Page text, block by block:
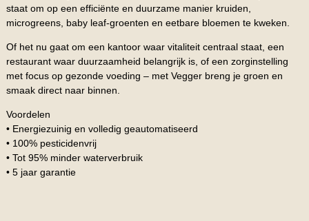
staat om op een efficiënte en duurzame manier kruiden,
microgreens, baby leaf-groenten en eetbare bloemen te kweken.
Of het nu gaat om een kantoor waar vitaliteit centraal staat, een
restaurant waar duurzaamheid belangrijk is, of een zorginstelling
met focus op gezonde voeding – met Vegger breng je groen en
smaak direct naar binnen.
Voordelen
• Energiezuinig en volledig geautomatiseerd
• 100% pesticidenvrij
• Tot 95% minder waterverbruik
• 5 jaar garantie